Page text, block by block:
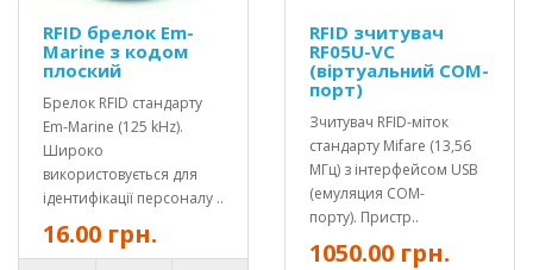
RFID брелок Em-
Marine з кодом
плоский
Брелок RFID стандарту
Em-Marine (125 kHz).
Широко
використовується для
ідентифікації персоналу ..
16.00 грн.
RFID зчитувач
RF05U-VC
(віртуальний COM-
порт)
Зчитувач RFID-міток
стандарту Mifare (13,56
МГц) з інтерфейсом USB
(емуляция COM-
порту). Пристр..
1050.00 грн.